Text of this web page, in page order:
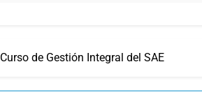
Curso de Gestión Integral del SAE